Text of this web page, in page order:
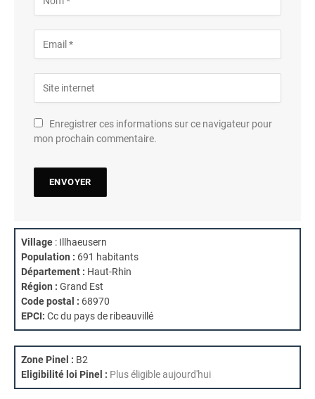
Enregistrer ces informations sur ce navigateur pour
mon prochain commentaire.
Village : Illhaeusern
Population : 691 habitants
Département : Haut-Rhin
Région : Grand Est
Code postal : 68970
EPCI: Cc du pays de ribeauvillé
Zone Pinel : B2
Eligibilité loi Pinel : Plus éligible aujourd'hui